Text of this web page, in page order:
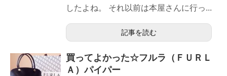
したよね。 それ以前は本屋さんに行っ...
記事を読む
買ってよかった☆フルラ（ＦＵＲＬ
Ａ）パイパー